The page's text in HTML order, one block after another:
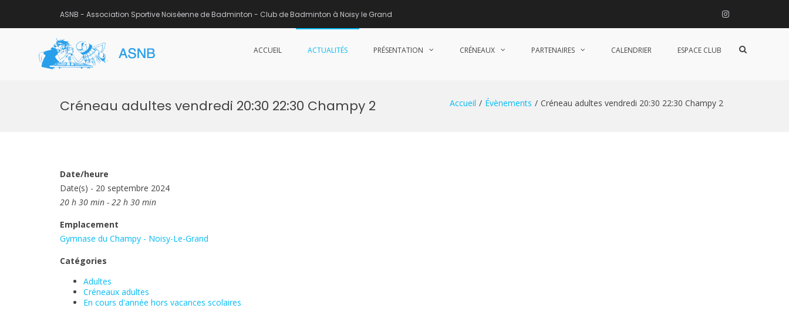
ASNB - Association Sportive Noiséenne de Badminton - Club de Badminton à Noisy le Grand Instagram
ACCUEIL ACTUALITÉS PRÉSENTATION CRÉNEAUX PARTENAIRES CALENDRIER ESPACE CLUB
Afficher
Créneau adultes vendredi 20:30 22:30 Champy 2 Accueil Évènements Créneau adultes vendredi 20:30 22:30 Champy 2
Date/heure
Date(s) - 20 septembre 2024
20 h 30 min - 22 h 30 min
Emplacement
Gymnase du Champy - Noisy-Le-Grand
Catégories
Adultes
Créneaux adultes
En cours d'année hors vacances scolaires